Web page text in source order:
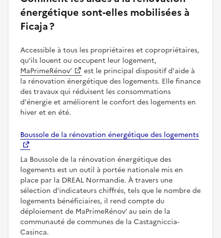
énergétique sont-elles mobilisées à
Ficaja ?
Accessible à tous les propriétaires et copropriétaires,
qu'ils louent ou occupent leur logement,
MaPrimeRénov’
est le principal dispositif d'aide à
la rénovation énergétique des logements. Elle finance
des travaux qui réduisent les consommations
d'énergie et améliorent le confort des logements en
hiver et en été.
Boussole de la rénovation énergétique des logements
La Boussole de la rénovation énergétique des
logements est un outil à portée nationale mis en
place par la DREAL Normandie. À travers une
sélection d'indicateurs chiffrés, tels que le nombre de
logements bénéficiaires, il rend compte du
déploiement de MaPrimeRénov’ au sein de la
communauté de communes de la Castagniccia-
Casinca.